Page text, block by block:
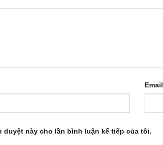
Email
này cho lần bình luận kế tiếp của tôi.